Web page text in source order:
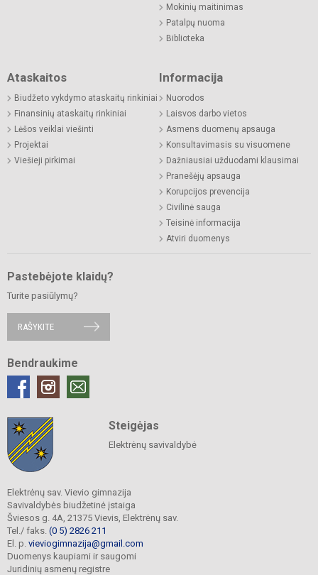
Mokinių maitinimas
Patalpų nuoma
Biblioteka
Ataskaitos
Biudžeto vykdymo ataskaitų rinkiniai
Finansinių ataskaitų rinkiniai
Lėšos veiklai viešinti
Projektai
Viešieji pirkimai
Informacija
Nuorodos
Laisvos darbo vietos
Asmens duomenų apsauga
Konsultavimasis su visuomene
Dažniausiai užduodami klausimai
Pranešėjų apsauga
Korupcijos prevencija
Civilinė sauga
Teisinė informacija
Atviri duomenys
Pastebėjote klaidų?
Turite pasiūlymų?
RAŠYKITE
Bendraukime
Steigėjas
Elektrėnų savivaldybė
Elektrėnų sav. Vievio gimnazija
Savivaldybės biudžetinė įstaiga
Šviesos g. 4A, 21375 Vievis, Elektrėnų sav.
Tel./ faks. (0 5) 2826 211
El. p. vieviogimnazija@gmail.com
Duomenys kaupiami ir saugomi
Juridinių asmenų registre